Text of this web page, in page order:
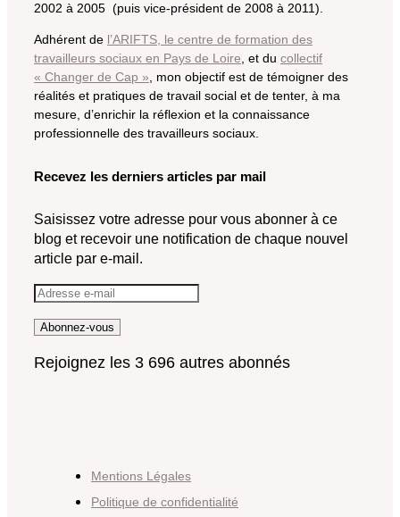
2002 à 2005 (puis vice-président de 2008 à 2011).
Adhérent de l’ARIFTS, le centre de formation des
travailleurs sociaux en Pays de Loire, et du collectif
« Changer de Cap », mon objectif est de témoigner des
réalités et pratiques de travail social et de tenter, à ma
mesure, d’enrichir la réflexion et la connaissance
professionnelle des travailleurs sociaux.
Recevez les derniers articles par mail
Saisissez votre adresse pour vous abonner à ce
blog et recevoir une notification de chaque nouvel
article par e-mail.
Adresse
mail
Abonnez-vous
Rejoignez les 3 696 autres abonnés
Mentions Légales
Politique de confidentialité